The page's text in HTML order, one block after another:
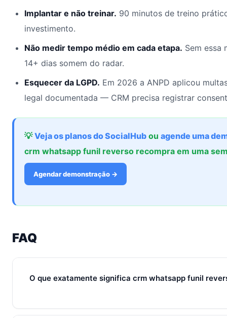
Implantar e não treinar. 90 minutos de treino
investimento.
Não medir tempo médio em cada etapa. Sem essa
14+ dias somem do radar.
Esquecer da LGPD. Em 2026 a ANPD aplicou
legal documentada — CRM precisa registrar
💡Veja os planos do SocialHub ou agende uma
crm whatsapp funil reverso recompra em uma
Agendar demonstração →
FAQ
O que exatamente significa crm whatsapp funil
Em 2026, crm whatsapp funil reverso recompra representa